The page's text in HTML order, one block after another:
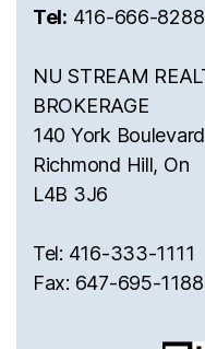
Tel: 416-666-8288
NU STREAM
BROKERAGE
140 York Boulevard
Richmond Hill, On
L4B 3J6
Tel: 416-333-1111
Fax: 647-695-1188